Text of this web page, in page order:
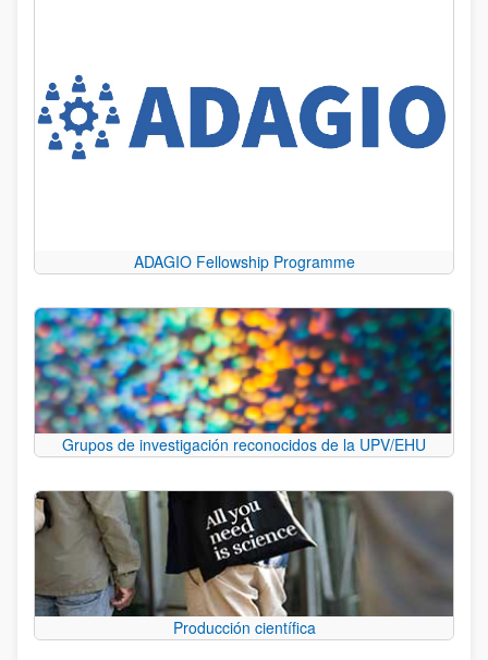
ADAGIO Fellowship Programme
Grupos de investigación reconocidos de la UPV/EHU
Producción científica